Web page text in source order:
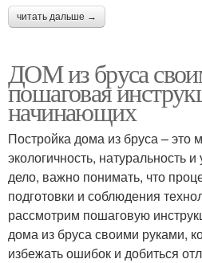
читать дальше →
ДОМ из бруса
пошаговая
начинающих
Постройка дома из бруса – это
экологичность, натуральность
дело, важно понимать, что
подготовки и соблюдения
рассмотрим пошаговую
дома из бруса своими руками,
избежать ошибок и добиться